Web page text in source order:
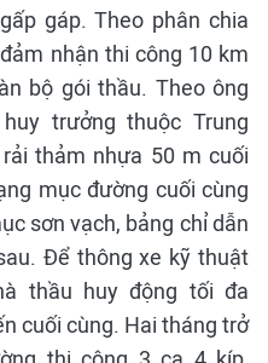
gáp. Theo phân chia
nhận thi công 10 km
bộ gói thầu. Theo ông
trưởng thuộc Trung
thảm nhựa 50 m cuối
mục đường cuối cùng
sơn vạch, bảng chỉ dẫn
Để thông xe kỹ thuật
thầu huy động tối đa
cuối cùng. Hai tháng trở